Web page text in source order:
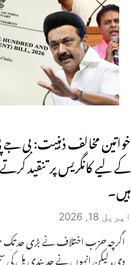
خواتین مخالف ذہنیت: بی
کے لیے کانگریس پر تنقید
ہیں۔
اپریل 18, 2026
اگرچہ حزب اختلاف نے بڑی حد تک
دی، لیکن انہوں نے حد بندی بل